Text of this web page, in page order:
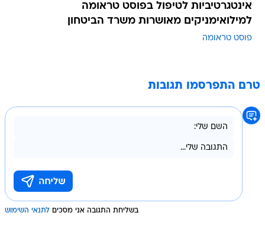
אינטגרטיביות לטיפול בפוסט טראומה
למילואימניקים מאושרות משרד הביטחון
פוסט טראומה
טרם התפרסמו תגובות
בשליחת התגובה אני מסכים לתנאי השימוש